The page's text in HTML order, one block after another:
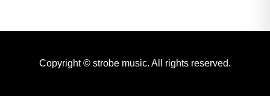
Copyright © strobe music. All rights reserved.